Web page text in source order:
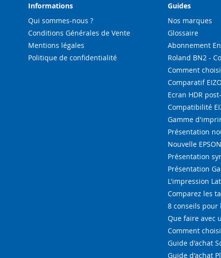
Informations
Qui sommes-nous ?
Conditions Générales de Vente
Mentions légales
Politique de confidentialité
Guides
Nos marques
Glossaire
Abonnement
Roland BN2 -
Comment
Comparatif EIZO
Ecran HDR
Compatibilité
Gamme
Présentation
Nouvelle
Présentation
Présentation
L'impression
Comparez les
8 conseils pour
Que faire avec
Comment
Guide d'achat
Guide d'achat